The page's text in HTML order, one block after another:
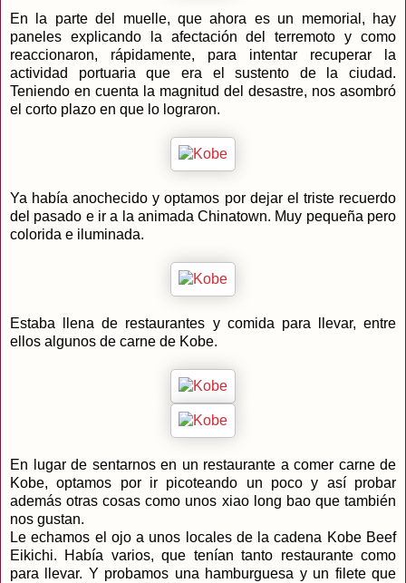
En la parte del muelle, que ahora es un memorial, hay
paneles explicando la afectación del terremoto y como
reaccionaron, rápidamente, para intentar recuperar la
actividad portuaria que era el sustento de la ciudad.
Teniendo en cuenta la magnitud del desastre, nos asombró
el corto plazo en que lo lograron.
Ya había anochecido y optamos por dejar el triste recuerdo
del pasado e ir a la animada Chinatown. Muy pequeña pero
colorida e iluminada.
Estaba llena de restaurantes y comida para llevar, entre
ellos algunos de carne de Kobe.
En lugar de sentarnos en un restaurante a comer carne de
Kobe, optamos por ir picoteando un poco y así probar
además otras cosas como unos xiao long bao que también
nos gustan.
Le echamos el ojo a unos locales de la cadena Kobe Beef
Eikichi. Había varios, que tenían tanto restaurante como
para llevar. Y probamos una hamburguesa y un filete que